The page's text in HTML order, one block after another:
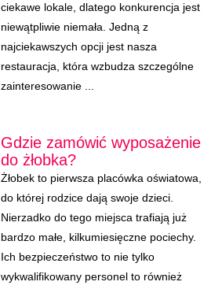
ciekawe lokale, dlatego konkurencja jest
niewątpliwie niemała. Jedną z
najciekawszych opcji jest nasza
restauracja, która wzbudza szczególne
zainteresowanie ...
Gdzie zamówić wyposażenie
do żłobka?
Żłobek to pierwsza placówka oświatowa,
do której rodzice dają swoje dzieci.
Nierzadko do tego miejsca trafiają już
bardzo małe, kilkumiesięczne pociechy.
Ich bezpieczeństwo to nie tylko
wykwalifikowany personel to również